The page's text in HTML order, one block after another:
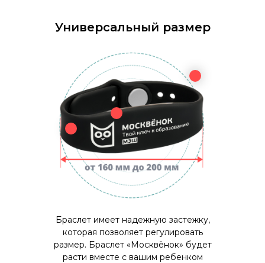
Универсальный размер
Браслет имеет надежную застежку,
которая позволяет регулировать
размер. Браслет «Москвёнок» будет
расти вместе с вашим ребенком